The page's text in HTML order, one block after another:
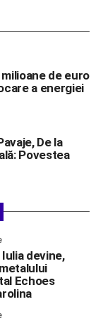
de euro
a energiei
De la
Povestea
devine,
Echoes